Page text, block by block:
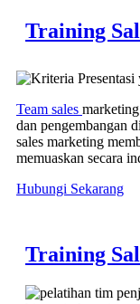
Training
Team sales
dan pengembangan
sales marketing
memuaskan secara
Hubungi Sekarang
Training